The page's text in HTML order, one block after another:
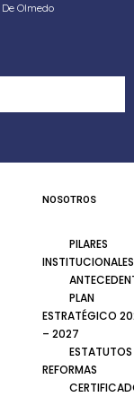
Olmedo
NOSOTROS
PILARES
INSTITUCIONALES
PLAN
ESTRATÉGICO
– 2027
ESTATUTOS
REFORMAS